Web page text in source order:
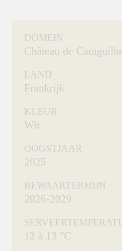
DOMEIN
Château de
LAND
Frankrijk
KLEUR
Wit
OOGSTJAAR
2025
BEWAARTERMIJN
2026-2029
12 à 13 °C